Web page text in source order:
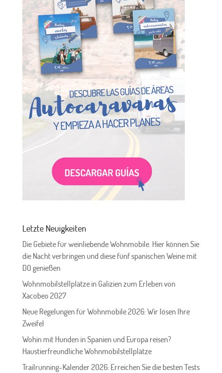
Letzte Neuigkeiten
Die Gebiete für weinliebende Wohnmobile. Hier können Sie
die Nacht verbringen und diese fünf spanischen Weine mit
DO genießen
Wohnmobilstellplätze in Galizien zum Erleben von
Xacobeo 2027
Neue Regelungen für Wohnmobile 2026: Wir lösen Ihre
Zweifel
Wohin mit Hunden in Spanien und Europa reisen?
Haustierfreundliche Wohnmobilstellplätze
Trailrunning-Kalender 2026: Erreichen Sie die besten Tests